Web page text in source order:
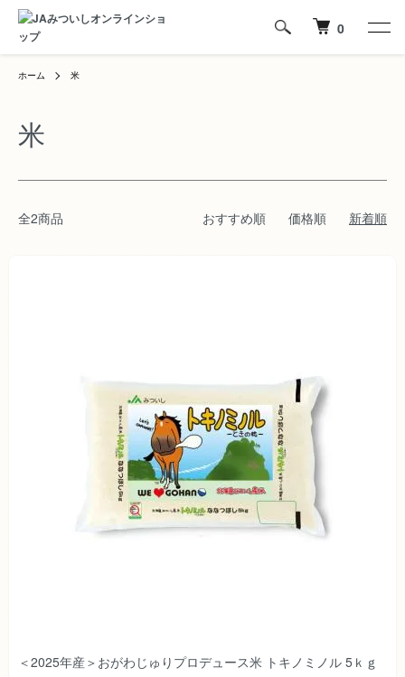
0
ホーム 米
米
全2商品 おすすめ順 価格順 新着順
＜2025年産＞おがわじゅりプロデュース米 トキノミノル 5ｋｇ